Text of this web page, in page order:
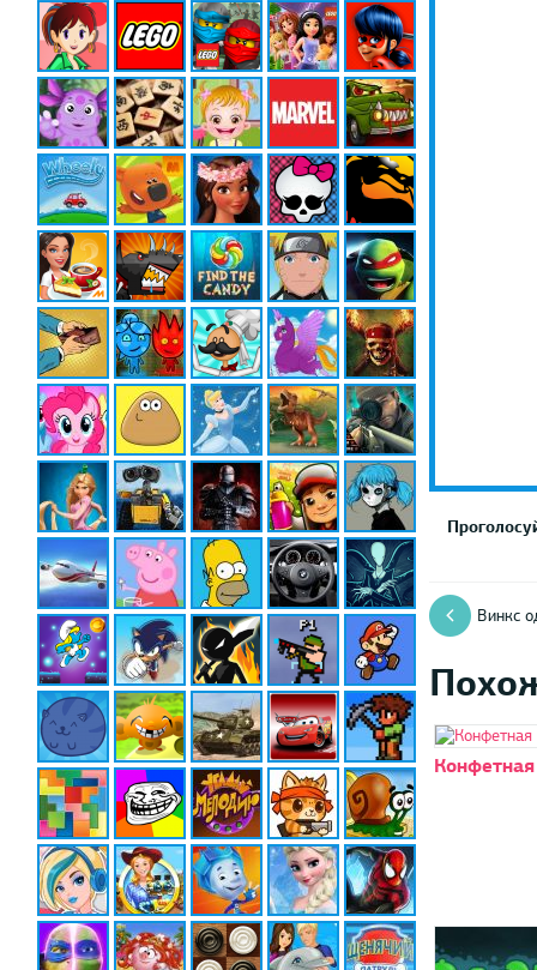
Винкс